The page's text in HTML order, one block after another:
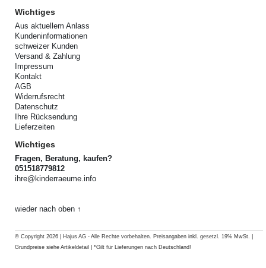
Wichtiges
Aus aktuellem Anlass
Kundeninformationen
schweizer Kunden
Versand & Zahlung
Impressum
Kontakt
AGB
Widerrufsrecht
Datenschutz
Ihre Rücksendung
Lieferzeiten
Wichtiges
Fragen, Beratung, kaufen?
051518779812
ihre@kinderraeume.info
wieder nach oben ↑
© Copyright 2026 | Hajus AG - Alle Rechte vorbehalten. Preisangaben inkl. gesetzl. 19% MwSt. |
Grundpreise siehe Artikeldetail | *Gilt für Lieferungen nach Deutschland!